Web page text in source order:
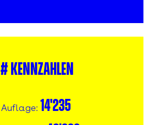
# Kennzahlen
Auflage: 14'235